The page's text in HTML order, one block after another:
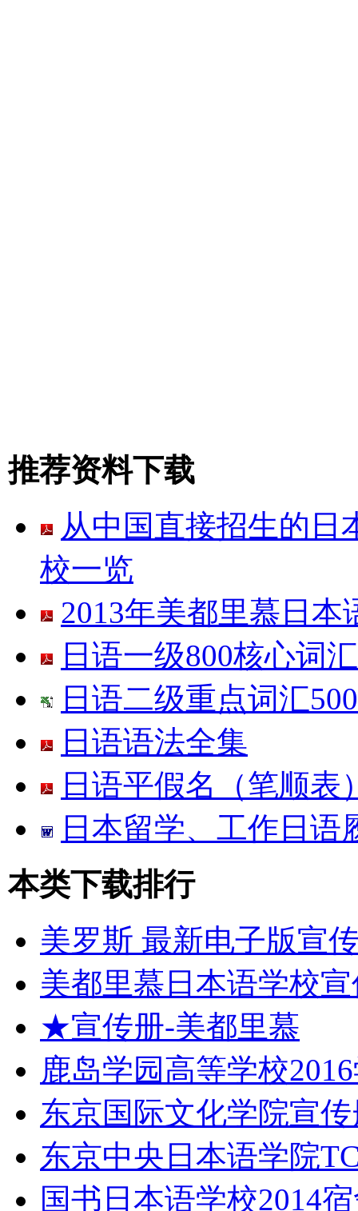
推荐资料下载
从中国直接招生的日
校一览
2013年美都里慕日本
日语一级800核心词汇
日语二级重点词汇
日语语法全集
日语平假名（笔顺表
日本留学、工作日语
本类下载排行
美罗斯 最新电子版宣
美都里慕日本语学校
★宣传册-美都里慕
鹿岛学园高等学校
东京国际文化学院宣传
东京中央日本语学院
国书日本语学校2014